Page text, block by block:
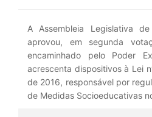
A Assembleia Legislativa
aprovou, em segunda
encaminhado pelo Poder
acrescenta dispositivos à Lei
de 2016, responsável por
de Medidas Socioeducativas